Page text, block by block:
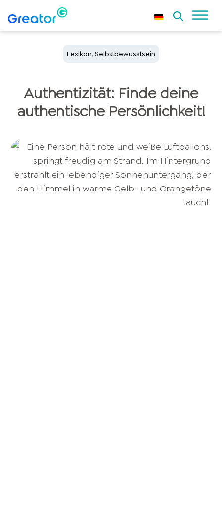
Lexikon,Selbstbewusstsein
Authentizität: Finde deine
authentische Persönlichkeit!